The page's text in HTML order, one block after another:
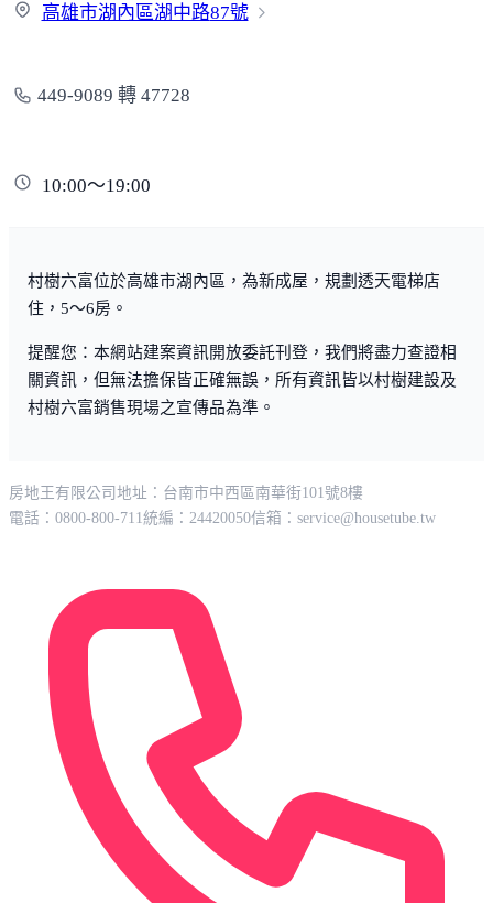
萬家福 全聯 814生鮮超市
醫療機構
台南市立醫院
政府機構
高雄市湖內區湖中路87號
449-9089 轉 47728
10:00～19:00
村樹六富位於高雄市湖內區，為新成屋，規劃透天電梯店
住，5～6房。
提醒您：本網站建案資訊開放委託刊登，我們將盡力查證相
關資訊，但無法擔保皆正確無誤，所有資訊皆以村樹建設及
村樹六富銷售現場之宣傳品為準。
房地王有限公司 地址：台南市中西區南華街101號8樓
電話：0800-800-711 統編：24420050信箱： service@housetube.tw